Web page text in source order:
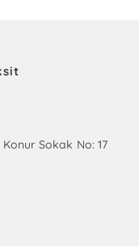
Sokak No: 17